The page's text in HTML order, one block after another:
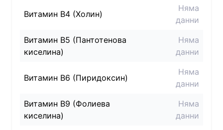
Витамин B4 (Холин)
Няма
данни
Витамин B5 (Пантотенова
киселина)
Няма
данни
Витамин B6 (Пиридоксин)
Няма
данни
Витамин B9 (Фолиева
киселина)
Няма
данни